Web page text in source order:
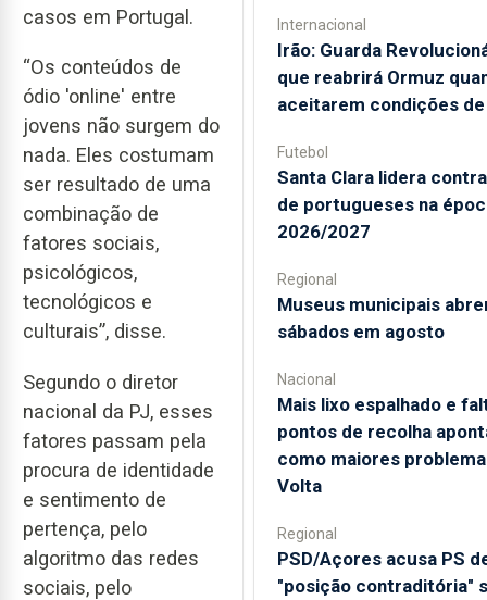
casos em Portugal.
“Os conteúdos de
ódio 'online' entre
jovens não surgem do
nada. Eles costumam
ser resultado de uma
combinação de
fatores sociais,
psicológicos,
tecnológicos e
culturais”, disse.
Segundo o diretor
nacional da PJ, esses
fatores passam pela
procura de identidade
e sentimento de
pertença, pelo
algoritmo das redes
sociais, pelo
Internacional
Irão: Guarda
que reabrirá Ormuz
aceitarem condições
Futebol
Santa Clara lidera
de portugueses na
2026/2027
Regional
Museus municipais
sábados em agosto
Nacional
Mais lixo espalhado e
pontos de recolha
como maiores
Volta
Regional
PSD/Açores acusa PS
"posição contraditória"